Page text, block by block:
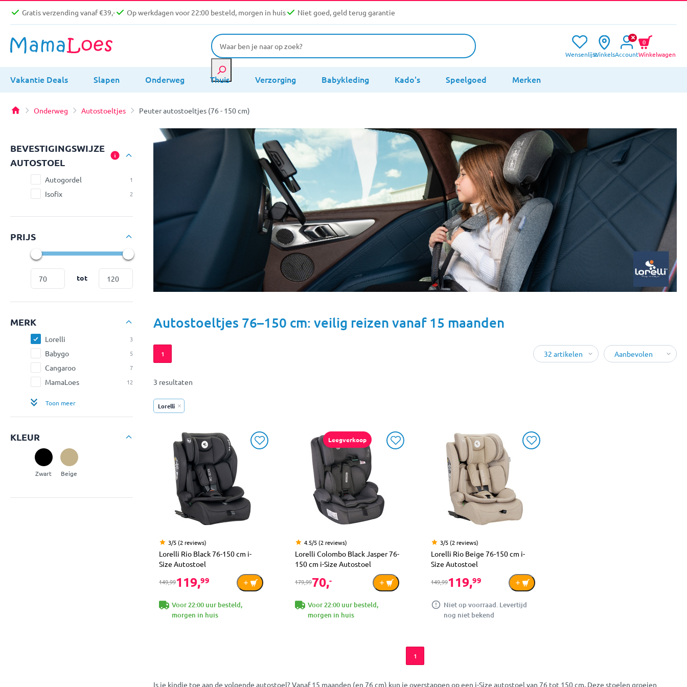
Gratis verzending vanaf €39,- Op werkdagen voor 22:00 besteld, morgen in huis Niet goed, geld terug garantie
WensenlijstWinkelsAccountWinkelwagen
0
Vakantie Deals Slapen Onderweg Thuis Verzorging Babykleding Kado's Speelgoed Merken
Onderweg Autostoeltjes Peuter autostoeltjes (76 - 150 cm)
BEVESTIGINGSWIJZE
AUTOSTOEL
Autogordel 1
Isofix 2
PRIJS
tot
MERK
Lorelli 3
Babygo 5
Cangaroo 7
MamaLoes 12
Toon meer
KLEUR
Zwart Beige
Autostoeltjes 76–150 cm: veilig reizen vanaf 15 maanden
1
3 resultaten
Lorelli
3/5 (2 reviews)
Lorelli Rio Black 76-150 cm i-
Size Autostoel
149,99119,99
Voor 22:00 uur besteld,
morgen in huis
Leegverkoop
4.5/5 (2 reviews)
Lorelli Colombo Black Jasper 76-
150 cm i-Size Autostoel
179,9970,-
Voor 22:00 uur besteld,
morgen in huis
3/5 (2 reviews)
Lorelli Rio Beige 76-150 cm i-
Size Autostoel
149,99119,99
Niet op voorraad. Levertijd
nog niet bekend
1
Is je kindje toe aan de volgende autostoel? Vanaf 15 maanden (en 76 cm) kun je overstappen op een i-Size autostoel van 76 tot 150 cm. Deze stoelen groeien